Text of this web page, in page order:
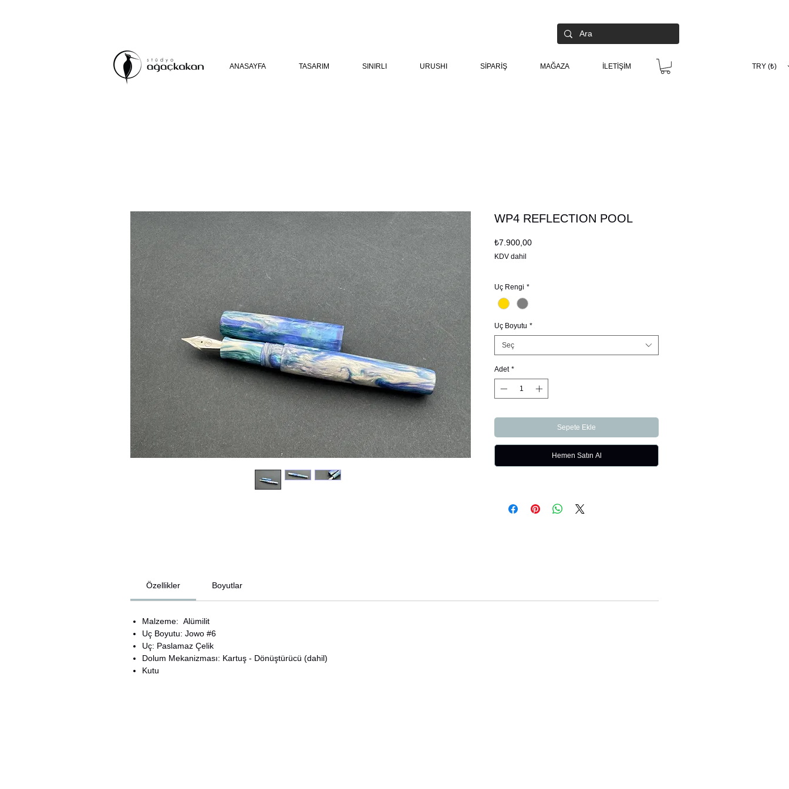
ANASAYFA TASARIM SINIRLI URUSHI SİPARİŞ MAĞAZA İLETİŞİM TRY (₺)
WP4 REFLECTION POOL
₺7.900,00Fiyat
KDV dahil
Uç Rengi *
Uç Boyutu *
Seç
Adet *
Sepete Ekle
Hemen Satın Al
Özellikler Boyutlar
Malzeme: Alümilit
Uç Boyutu: Jowo #6
Uç: Paslamaz Çelik
Dolum Mekanizması: Kartuş - Dönüştürücü (dahil)
Kutu